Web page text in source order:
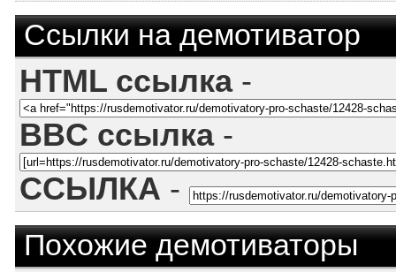
Ссылки на демотиватор
HTML ссылка-
BBC ссылка-
ССЫЛКА -
Похожие демотиваторы